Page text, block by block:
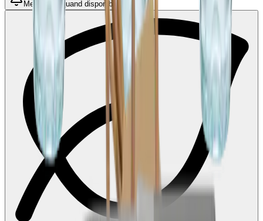
Me notifier quand disponible